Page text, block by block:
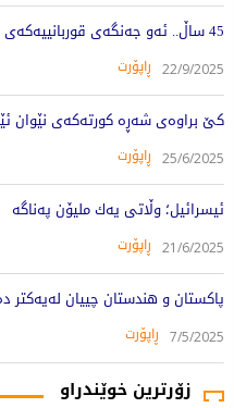
45 ساڵ.. ئەو جەنگەی قوربانییەکەی ملیۆنێک هاوڵاتی بو
22/9/2025 ڕاپۆرت
کێ براوەى شەڕە کورتەکەى نێوان
25/6/2025 ڕاپۆرت
ئيسرائيل؛ وڵاتى يه‌ك مليۆن پەناگه‌
21/6/2025 ڕاپۆرت
پاکستان و هندستان چییان لەیەکتر
7/5/2025 ڕاپۆرت
زۆرترین خوێندراو